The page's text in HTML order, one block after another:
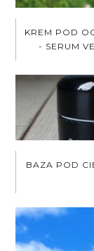
KREM POD
- SERUM
BAZA POD